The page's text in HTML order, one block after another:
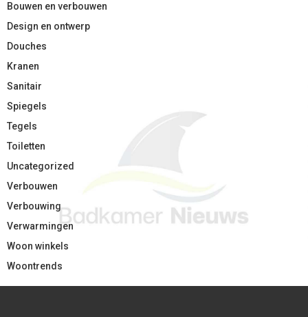
Bouwen en verbouwen
Design en ontwerp
Douches
Kranen
Sanitair
Spiegels
Tegels
Toiletten
Uncategorized
Verbouwen
Verbouwing
Verwarmingen
Woon winkels
Woontrends